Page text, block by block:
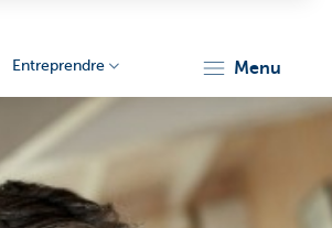
Entreprendre menu